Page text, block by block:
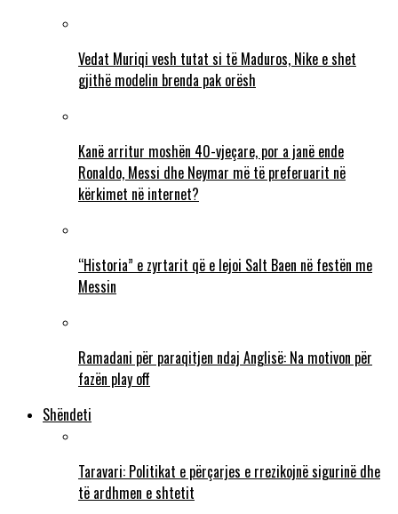
Vedat Muriqi vesh tutat si të Maduros, Nike e shet
gjithë modelin brenda pak orësh
Kanë arritur moshën 40-vjeçare, por a janë ende
Ronaldo, Messi dhe Neymar më të preferuarit në
kërkimet në internet?
“Historia” e zyrtarit që e lejoi Salt Baen në festën me
Messin
Ramadani për paraqitjen ndaj Anglisë: Na motivon për
fazën play off
Shëndeti
Taravari: Politikat e përçarjes e rrezikojnë sigurinë dhe
të ardhmen e shtetit